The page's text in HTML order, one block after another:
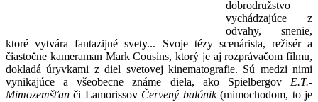
dobrodružstvo
vychádzajúce z
odvahy, snenie,
ktoré vytvára fantazijné svety... Svoje tézy scenárista, režisér a
čiastočne kameraman Mark Cousins, ktorý je aj rozprávačom filmu,
dokladá úryvkami z diel svetovej kinematografie. Sú medzi nimi
vynikajúce a všeobecne známe diela, ako SpielbergovE.T.-
Mimozemšťan či Lamorissov Červený balónik(mimochodom, to je